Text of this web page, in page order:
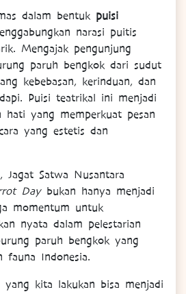
dalam bentuk puisi
narasi puitis
Mengajak pengunjung
paruh bengkok dari sudut
kebebasan, kerinduan, dan
Puisi teatrikal ini menjadi
hati yang memperkuat pesan
yang estetis dan
Jagat Satwa Nusantara
Daybukan hanya menjadi
momentum untuk
nyata dalam pelestarian
paruh bengkok yang
fauna Indonesia.
yang kita lakukan bisa menjadi